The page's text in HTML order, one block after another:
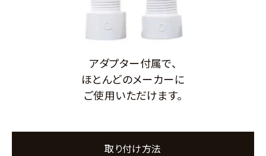
アダプター付属で、
ほとんどのメーカーに
ご使用いただけます。
取り付け方法